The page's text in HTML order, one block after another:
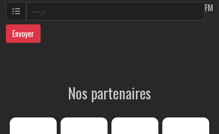
FM
Envoyer
Nos partenaires